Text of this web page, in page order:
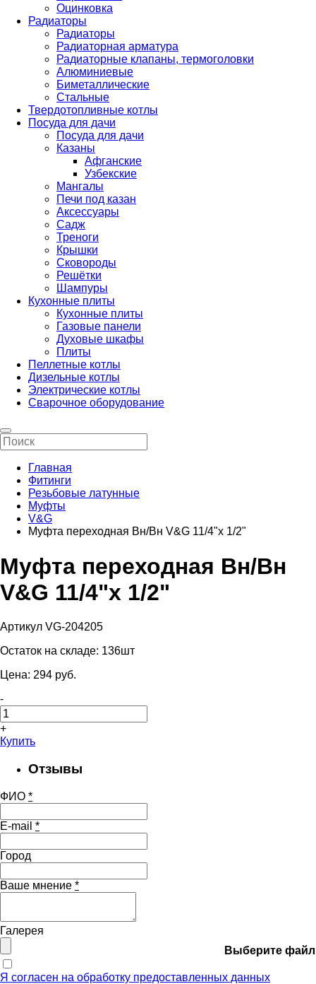
Оцинковка
Радиаторы
Радиаторы
Радиаторная арматура
Радиаторные клапаны, термоголовки
Алюминиевые
Биметаллические
Стальные
Твердотопливные котлы
Посуда для дачи
Посуда для дачи
Казаны
Афганские
Узбекские
Мангалы
Печи под казан
Аксессуары
Садж
Треноги
Крышки
Сковороды
Решётки
Шампуры
Кухонные плиты
Кухонные плиты
Газовые панели
Духовые шкафы
Плиты
Пеллетные котлы
Дизельные котлы
Электрические котлы
Сварочное оборудование
Главная
Фитинги
Резьбовые латунные
Муфты
V&G
Муфта переходная Вн/Вн V&G 11/4"х 1/2"
Муфта переходная Вн/Вн
V&G 11/4"х 1/2"
Артикул VG-204205
Остаток на складе: 136шт
Цена: 294 pуб.
-
+
Купить
Отзывы
ФИО *
E-mail *
Город
Ваше мнение *
Галерея
Выберите файл
Я согласен на обработку предоставленных данных